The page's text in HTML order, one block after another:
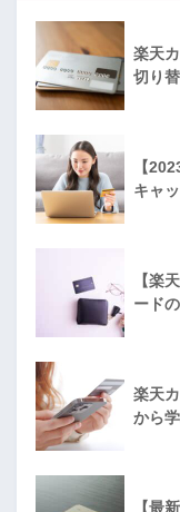
楽天
切り
【
キャ
【楽
ード
楽天
から
【最